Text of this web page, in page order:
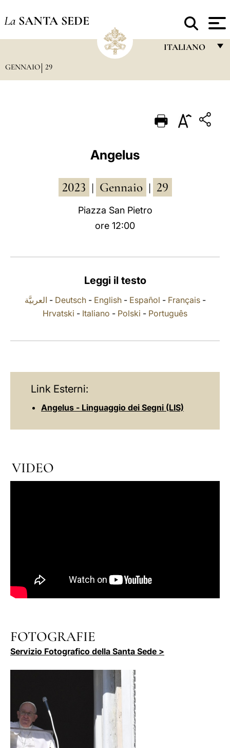
La SANTA SEDE
ITALIANO
PORTUGUÊS
POLSKI
GENNAIO 29
Angelus
2023 Gennaio 29
Piazza San Pietro
ore 12:00
Leggi il testo
العربيَّة - Deutsch- English- Español - Français-
Hrvatski - Italiano - Polski - Português
Link Esterni:
Angelus - Linguaggio dei Segni (LIS)
VIDEO
FOTOGRAFIE
Servizio Fotografico della Santa Sede >